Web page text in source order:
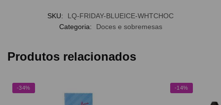
SKU:
LQ-FRIDAY-BLUEICE-WHTCHOC
Categoria:
Doces e sobremesas
Produtos relacionados
-34% -14%